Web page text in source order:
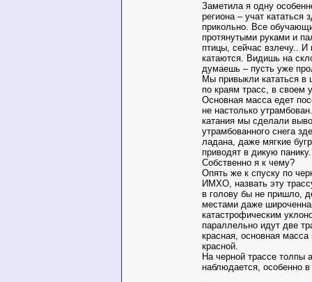
Заметила я одну
региона – учат кататься
прикольно. Все
протянутыми руками и
птицы, сейчас взлечу.. И
катаются. Видишь на
думаешь – пусть уже
Мы привыкли кататься в
по краям трасс, в своем
Основная масса едет
не настолько
катания мы сделали
утрамбованного снега
ладана, даже мягкие
приводят в дикую
Собственно я к чему?
Опять же к спуску по
ИМХО, назвать эту
в голову бы не пришло,
местами даже
катастрофическим
параллельно идут две
красная, основная
красной.
На черной трассе толпы
наблюдается, особенно